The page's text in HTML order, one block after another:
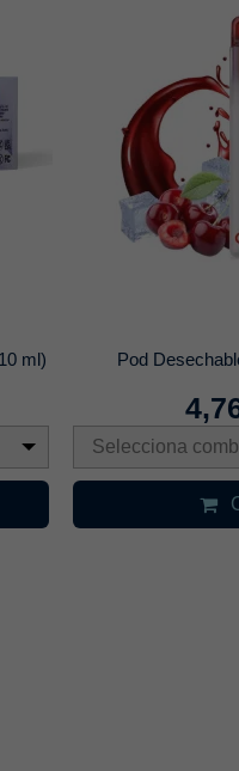
ml) Pod
Selecciona